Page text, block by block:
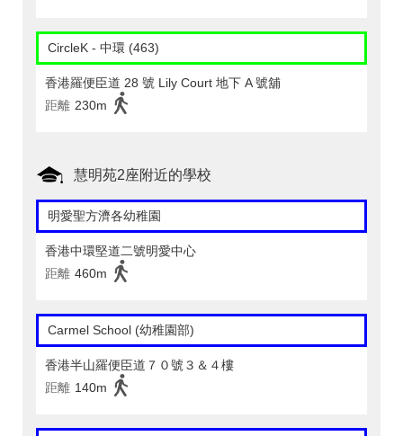
CircleK - 中環 (463)
香港羅便臣道 28 號 Lily Court 地下 A 號舖
距離 230m
慧明苑2座附近的學校
明愛聖方濟各幼稚園
香港中環堅道二號明愛中心
距離 460m
Carmel School (幼稚園部)
香港半山羅便臣道７０號３＆４樓
距離 140m